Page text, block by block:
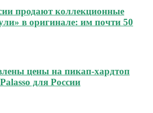
продают коллекционные
в оригинале: им почти 50
цены на пикап-хардтоп
для России